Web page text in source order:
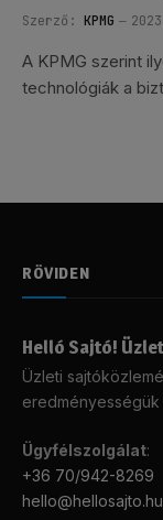
Szerző: KPMG
A KPMG szerint
technológiák a
RÖVIDEN
Helló Sajtó!
Üzleti
eredményességük
Ügyfélszolgálat:
+36 70/942-8269
hello@hellosajto.hu